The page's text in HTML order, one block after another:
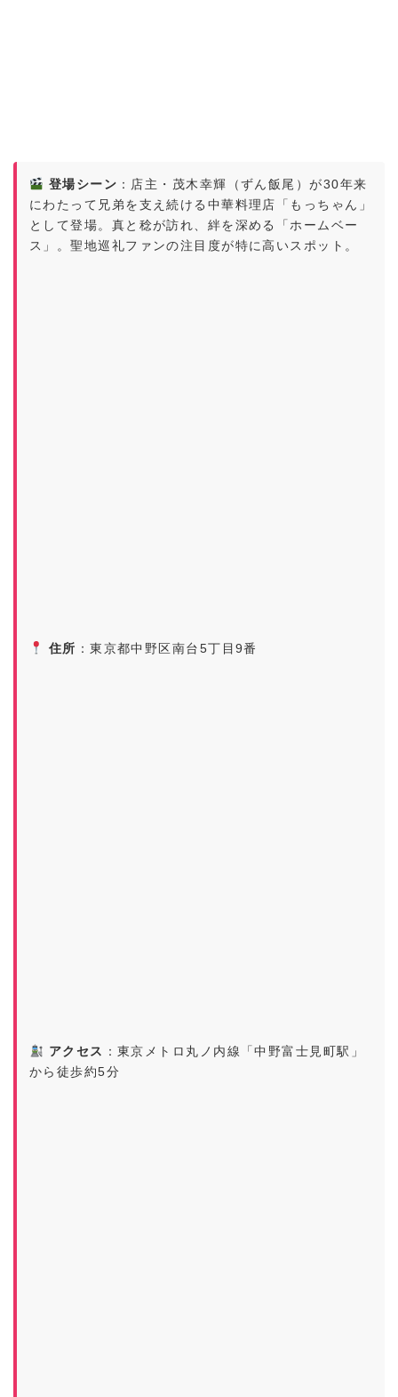
登場シーン ：店主・茂木幸輝（ずん飯尾）が30年来
にわたって兄弟を支え続ける中華料理店「もっちゃん」
として登場。真と稔が訪れ、絆を深める「ホームベー
ス」。聖地巡礼ファンの注目度が特に高いスポット。
住所 ：東京都中野区南台5丁目9番
アクセス ：東京メトロ丸ノ内線「中野富士見町駅」
から徒歩約5分